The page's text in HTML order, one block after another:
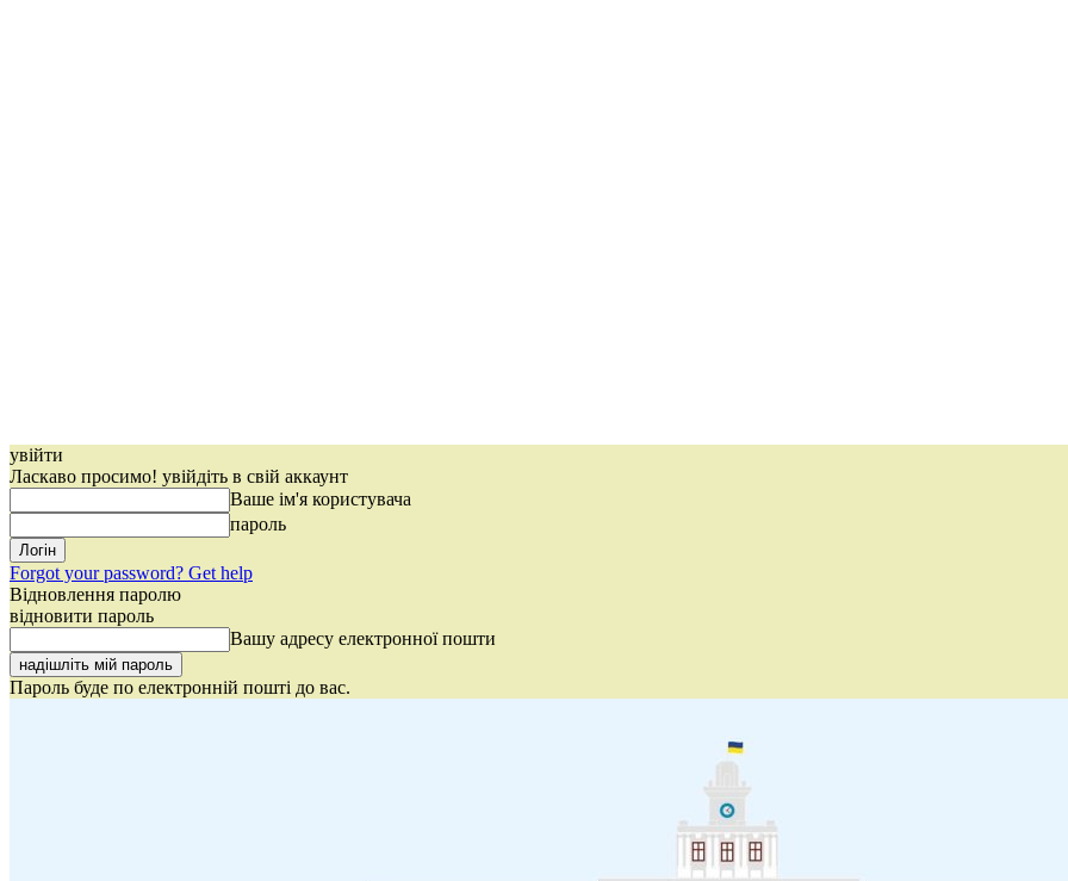
увійти
Ласкаво просимо! увійдіть в свій аккаунт
Ваше ім'я користувача
пароль
Forgot your password? Get help
Відновлення паролю
відновити пароль
Вашу адресу електронної пошти
Пароль буде по електронній пошті до вас.